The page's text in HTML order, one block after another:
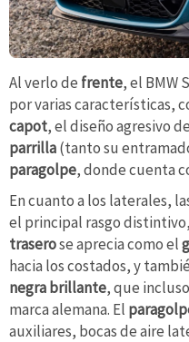
Al verlo de frente, el BMW
por varias características,
capot, el diseño agresivo
parrilla(tanto su
paragolpe, donde cuenta
En cuanto a los laterales,
el principal rasgo
traserose aprecia como el
hacia los costados, y
negra brillante, que
marca alemana. El
auxiliares, bocas de aire